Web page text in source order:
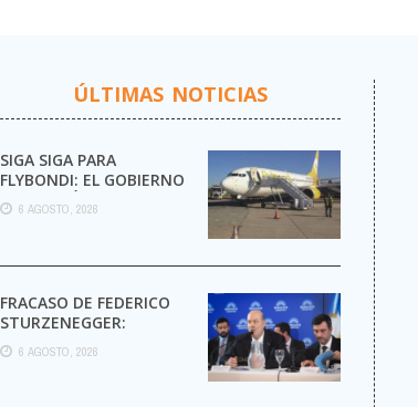
ÚLTIMAS NOTICIAS
SIGA SIGA PARA
FLYBONDI: EL GOBIERNO
AUTORIZÓ LA VENTA DE
MÁS PASAJES
6 AGOSTO, 2026
FRACASO DE FEDERICO
STURZENEGGER:
6 AGOSTO, 2026